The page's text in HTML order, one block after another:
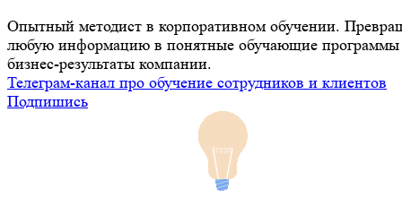
Опытный методист в корпоративном обучении.
любую информацию в понятные обучающие
бизнес-результаты компании.
Телеграм-канал про обучение сотрудников и клиентов
Подпишись